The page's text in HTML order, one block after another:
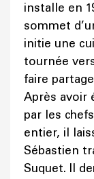
installe en
sommet
initie une
tournée
faire
Après avoir
par les
entier, il
Sébastien
Suquet. Il